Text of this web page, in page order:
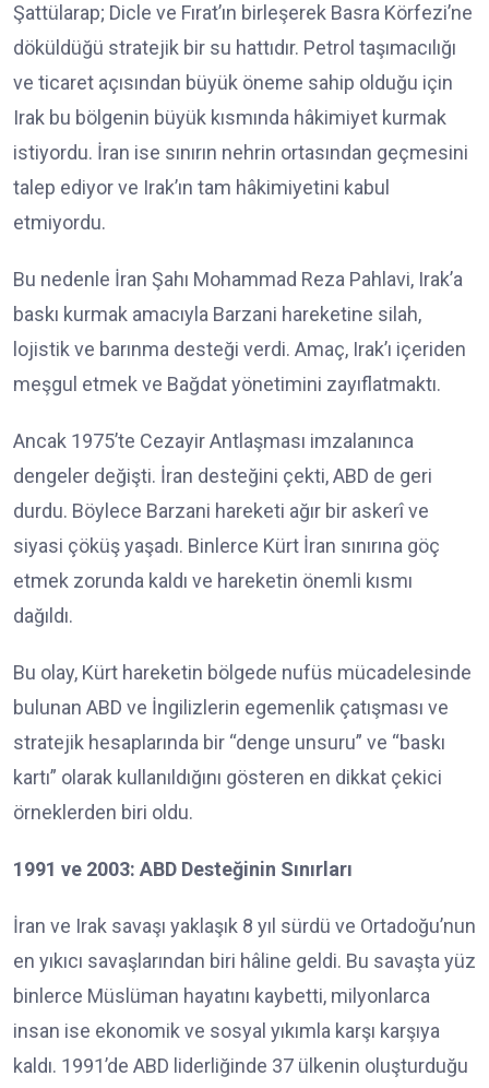
Şattülarap; Dicle ve Fırat’ın birleşerek Basra Körfezi’ne
döküldüğü stratejik bir su hattıdır. Petrol taşımacılığı
ve ticaret açısından büyük öneme sahip olduğu için
Irak bu bölgenin büyük kısmında hâkimiyet kurmak
istiyordu. İran ise sınırın nehrin ortasından geçmesini
talep ediyor ve Irak’ın tam hâkimiyetini kabul
etmiyordu.
Bu nedenle İran Şahı Mohammad Reza Pahlavi, Irak’a
baskı kurmak amacıyla Barzani hareketine silah,
lojistik ve barınma desteği verdi. Amaç, Irak’ı içeriden
meşgul etmek ve Bağdat yönetimini zayıflatmaktı.
Ancak 1975’te Cezayir Antlaşması imzalanınca
dengeler değişti. İran desteğini çekti, ABD de geri
durdu. Böylece Barzani hareketi ağır bir askerî ve
siyasi çöküş yaşadı. Binlerce Kürt İran sınırına göç
etmek zorunda kaldı ve hareketin önemli kısmı
dağıldı.
Bu olay, Kürt hareketin bölgede nufüs mücadelesinde
bulunan ABD ve İngilizlerin egemenlik çatışması ve
stratejik hesaplarında bir “denge unsuru” ve “baskı
kartı” olarak kullanıldığını gösteren en dikkat çekici
örneklerden biri oldu.
1991 ve 2003: ABD Desteğinin Sınırları
İran ve Irak savaşı yaklaşık 8 yıl sürdü ve Ortadoğu’nun
en yıkıcı savaşlarından biri hâline geldi. Bu savaşta yüz
binlerce Müslüman hayatını kaybetti, milyonlarca
insan ise ekonomik ve sosyal yıkımla karşı karşıya
kaldı. 1991’de ABD liderliğinde 37 ülkenin oluşturduğu